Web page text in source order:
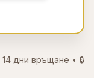
14 дни връщане • 🔒